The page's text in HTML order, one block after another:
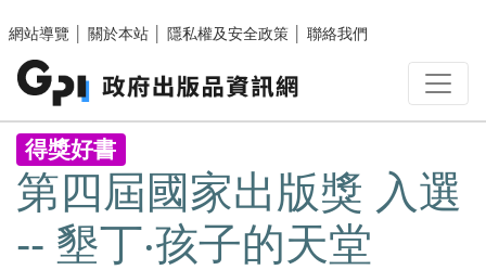
網站導覽
關於本站 隱私權及安全政策 聯絡我們
:::
得獎好書
第四屆國家出版獎 入選
-- 墾丁‧孩子的天堂